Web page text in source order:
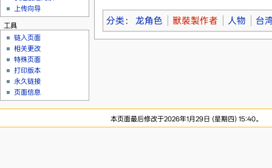
分类 ： 龙角色 獸裝製作者 人物 台
上传向导
工具
链入页面
相关更改
特殊页面
打印版本
永久链接
页面信息
本页面最后修改于2026年1月29日 (星期四) 15:40。